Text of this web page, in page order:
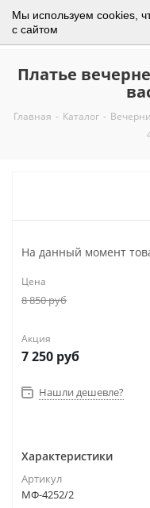
Мы используем cookies,
с сайтом
Платье
Главная - Каталог -
На данный момент
Цена
8 850руб
Акция
7 250 руб
Нашли дешевле?
Характеристики
Артикул
МФ-4252/2